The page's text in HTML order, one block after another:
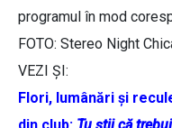
programul în mod
FOTO: Stereo Night
VEZI ȘI:
Flori, lumânări și